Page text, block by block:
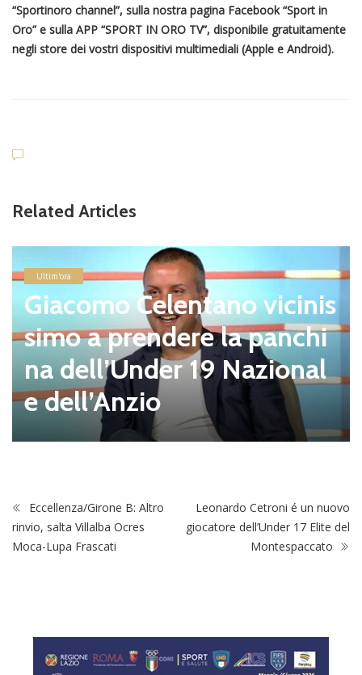
“Sportinoro channel”, sulla nostra pagina Facebook “Sport in
Oro” e sulla APP “SPORT IN ORO TV”, disponibile gratuitamente
negli store dei vostri dispositivi multimediali (Apple e Android).
Related Articles
Ultim'ora
Giacomo Celentano vicinis
simo a prendere la panchi
na dell’Under 19 Nazional
e dell’Anzio
Eccellenza/Girone B: Altro
rinvio, salta Villalba Ocres
Moca-Lupa Frascati
Leonardo Cetroni é un nuovo
giocatore dell’Under 17 Elite del
Montespaccato